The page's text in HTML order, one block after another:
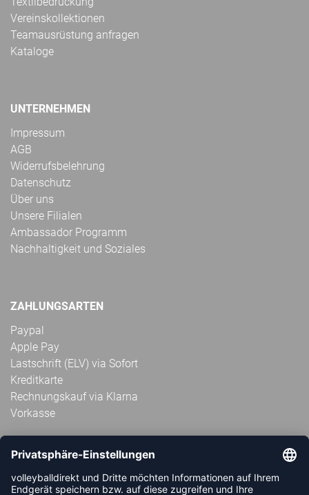
Vereinskollektionen
Teamausrüstung anfragen
Kataloge
UNTERNEHMEN
Impressum
AGB
Widerrufsbelehrung
Datenschutz
Über uns
Unsere Filialen
Ambassador Programm
Nachhaltigkeit und Soziales
ZAHLUNGSARTEN
Paypal
Apple Pay
Lastschrift (ELV) via Sofort
Kreditkarte
Rechnungskauf via Klarna
Vorkasse
ABONNIERE JETZT DEN KOSTENLOSEN
VOLLEYBALLDIREKT-NEWSLETTER UND VERPASSE KEINE